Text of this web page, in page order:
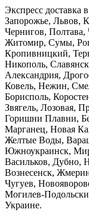
Экспресс доставка
Запорожье, Львов,
Чернигов,
Житомир, Сумы,
Кропивницкий,
Никополь,
Александрия,
Ковель, Нежин,
Борисполь,
Звягель, Лозовая,
Горишни Плавни,
Марганец, Новая
Желтые Воды,
Южноукраинск,
Васильков, Дубно,
Вознесенск,
Чугуев,
Могилев-
Украине.